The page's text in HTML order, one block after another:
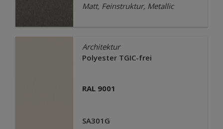
Matt, Feinstruktur, Metallic
Architektur
Polyester TGIC-frei
RAL 9001
SA301G